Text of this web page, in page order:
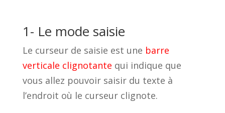
1- Le mode saisie
Le curseur de saisie est une barre
verticale clignotante qui indique que
vous allez pouvoir saisir du texte à
l’endroit où le curseur clignote.